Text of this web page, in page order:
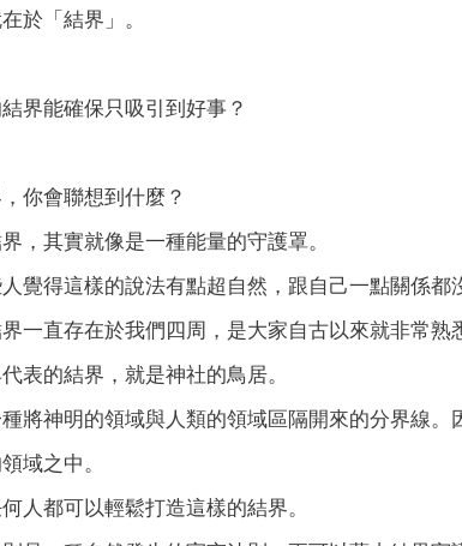
於「結界」。
界能確保只吸引到好事？
你會聯想到什麼？
，其實就像是一種能量的守護罩。
覺得這樣的說法有點超自然，跟自己一點關係都
一直存在於我們四周，是大家自古以來就非常熟
表的結界，就是神社的鳥居。
將神明的領域與人類的領域區隔開來的分界線
域之中。
人都可以輕鬆打造這樣的結界。